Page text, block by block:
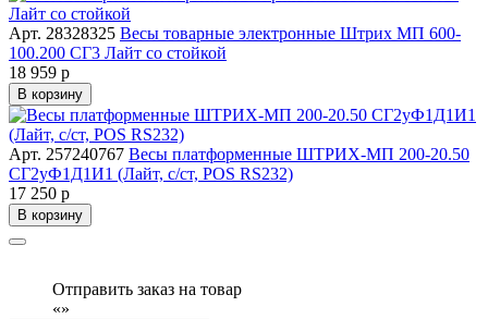
Арт. 28328325 Весы товарные электронные Штрих МП 600-
100.200 СГ3 Лайт со стойкой
18 959 р
В корзину
Арт. 257240767 Весы платформенные ШТРИХ-МП 200-20.50
СГ2уФ1Д1И1 (Лайт, с/ст, POS RS232)
17 250 р
В корзину
Отправить заказ на товар
«»